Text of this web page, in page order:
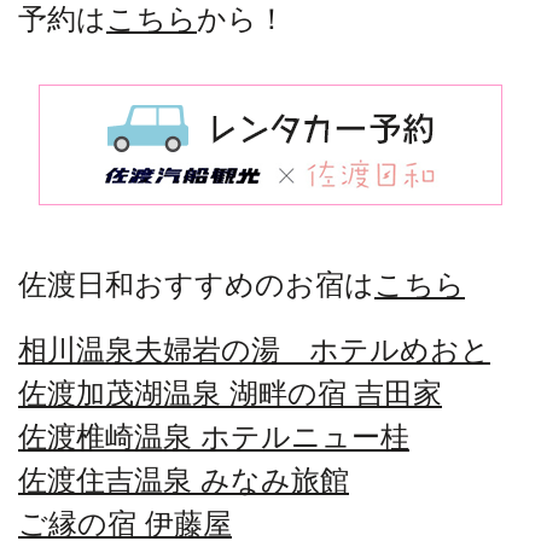
予約は こちらから！
佐渡日和おすすめのお宿は こちら
相川温泉夫婦岩の湯 ホテルめおと
佐渡加茂湖温泉 湖畔の宿 吉田家
佐渡椎崎温泉 ホテルニュー桂
佐渡住吉温泉 みなみ旅館
ご縁の宿 伊藤屋